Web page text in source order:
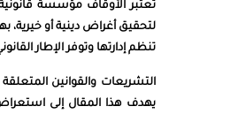
تعتبر الأوقاف مؤسسة
لتحقيق أغراض دينية أو
تنظم إدارتها وتوفر الإطار
التشريعات والقوانين
يهدف هذا المقال إلى